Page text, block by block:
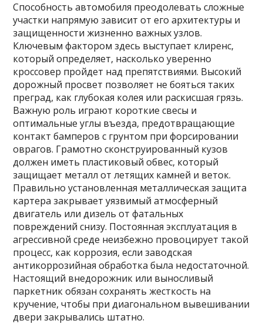
Способность автомобиля преодолевать сложные
участки напрямую зависит от его архитектуры и
защищенности жизненно важных узлов.
Ключевым фактором здесь выступает клиренс,
который определяет, насколько уверенно
кроссовер пройдет над препятствиями. Высокий
дорожный просвет позволяет не бояться таких
преград, как глубокая колея или раскисшая грязь.
Важную роль играют короткие свесы и
оптимальные углы въезда, предотвращающие
контакт бамперов с грунтом при форсировании
оврагов. Грамотно сконструированный кузов
должен иметь пластиковый обвес, который
защищает металл от летящих камней и веток.
Правильно установленная металлическая защита
картера закрывает уязвимый атмосферный
двигатель или дизель от фатальных
повреждений снизу. Постоянная эксплуатация в
агрессивной среде неизбежно провоцирует такой
процесс, как коррозия, если заводская
антикоррозийная обработка была недостаточной.
Настоящий внедорожник или выносливый
паркетник обязан сохранять жесткость на
кручение, чтобы при диагональном вывешивании
двери закрывались штатно.